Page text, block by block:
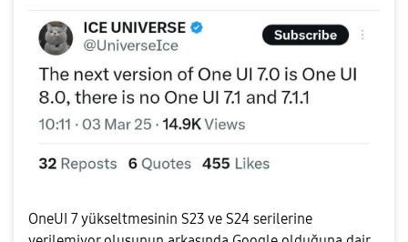
OneUI 7 yükseltmesinin S23 ve S24 serilerine